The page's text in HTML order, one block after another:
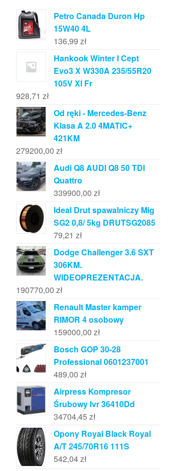
Petro Canada Duron Hp
15W40 4L
136,99 zł
Hankook Winter I Cept
Evo3 X W330A 235/55R20
105V Xl Fr
928,71 zł
Od ręki - Mercedes-Benz
Klasa A 2.0 4MATIC+
421KM
279200,00 zł
Audi Q8 AUDI Q8 50 TDI
Quattro
339900,00 zł
Ideal Drut spawalniczy Mig
SG2 0,8/ 5kg DRUTSG2085
79,21 zł
Dodge Challenger 3.6 SXT
306KM.
WIDEOPREZENTACJA.
190770,00 zł
Renault Master kamper
RIMOR 4 osobowy
159000,00 zł
Bosch GOP 30-28
Professional 0601237001
489,00 zł
Airpress Kompresor
Śrubowy Ivr 36410Dd
34704,45 zł
Opony Royal Black Royal
A/T 245/70R16 111S
542,04zł